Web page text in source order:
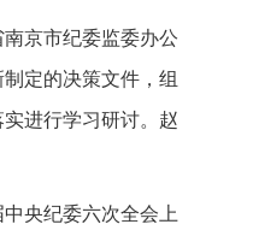
南京市纪委监委办公
定的决策文件，组
进行学习研讨。赵
央纪委六次全会上